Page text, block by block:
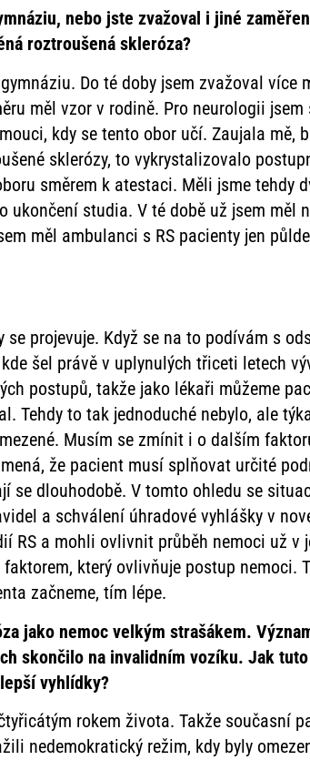
nebo jste zvažoval i jiné
roztroušená skleróza?
Do té doby jsem zvažoval více
měl vzor v rodině. Pro neurologii jsem
kdy se tento obor učí. Zaujala mě,
sklerózy, to vykrystalizovalo
směrem k atestaci. Měli jsme tehdy
ukončení studia. V té době už jsem měl
měl ambulanci s RS pacienty jen
projevuje. Když se na to podívám s
šel právě v uplynulých třiceti letech
postupů, takže jako lékaři můžeme
Tehdy to tak jednoduché nebylo, ale
Musím se zmínit i o dalším
že pacient musí splňovat určité
se dlouhodobě. V tomto ohledu se
a schválení úhradové vyhlášky v
RS a mohli ovlivnit průběh nemoci už v
který ovlivňuje postup nemoci.
začneme, tím lépe.
jako nemoc velkým strašákem.
skončilo na invalidním vozíku. Jak
vyhlídky?
rokem života. Takže současní
nedemokratický režim, kdy byly